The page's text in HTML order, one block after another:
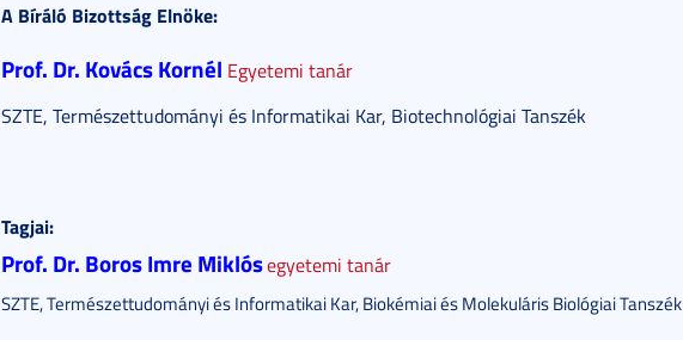
A Bíráló Bizottság Elnöke:
Prof. Dr. Kovács Kornél Egyetemi tanár
SZTE, Természettudományi és Informatikai Kar, Biotechnológiai Tanszék
Tagjai:
Prof. Dr. Boros Imre Miklósegyetemi tanár
SZTE, Természettudományi és Informatikai Kar, Biokémiai és Molekuláris Biológiai Tanszék